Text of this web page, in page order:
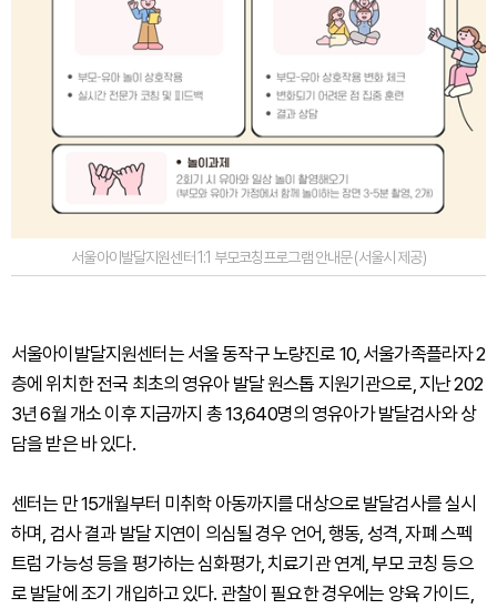
서울아이발달지원센터 1:1 부모코칭프로그램 안내문 (서울시 제공)
서울아이발달지원센터는 서울 동작구 노량진로 10, 서울가족플라자 2
층에 위치한 전국 최초의 영유아 발달 원스톱 지원기관으로, 지난 202
3년 6월 개소 이후 지금까지 총 13,640명의 영유아가 발달검사와 상
담을 받은 바 있다.
센터는 만 15개월부터 미취학 아동까지를 대상으로 발달검사를 실시
하며, 검사 결과 발달 지연이 의심될 경우 언어, 행동, 성격, 자폐 스펙
트럼 가능성 등을 평가하는 심화평가, 치료기관 연계, 부모 코칭 등으
로 발달에 조기 개입하고 있다. 관찰이 필요한 경우에는 양육 가이드,